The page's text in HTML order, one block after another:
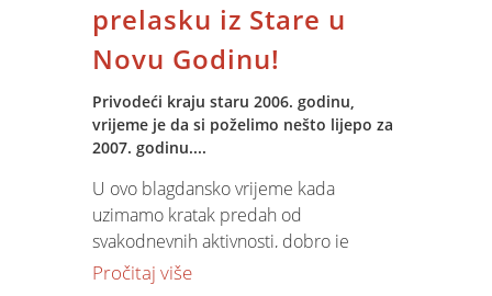
prelasku iz Stare u
Novu Godinu!
Privodeći kraju staru 2006. godinu,
vrijeme je da si poželimo nešto lijepo za
2007. godinu....
U ovo blagdansko vrijeme kada
uzimamo kratak predah od
svakodnevnih aktivnosti, dobro je
preispitati temeljne vrijednosti našeg
Pročitaj više